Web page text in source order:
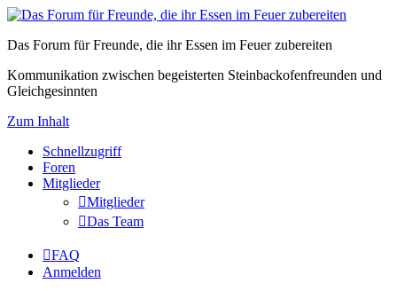
Das Forum für Freunde, die ihr Essen im Feuer zubereiten
Kommunikation zwischen begeisterten Steinbackofenfreunden und
Gleichgesinnten
Zum Inhalt
Schnellzugriff
Foren
Mitglieder
Mitglieder
Das Team
FAQ
Anmelden